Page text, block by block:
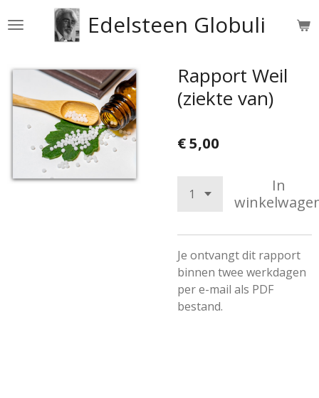
direct
de
hoofdinhoud
Edelsteen Globuli
Rapport Weil
(ziekte van)
€ 5,00
In
Je ontvangt dit rapport
binnen twee werkdagen
per e-mail als PDF
bestand.